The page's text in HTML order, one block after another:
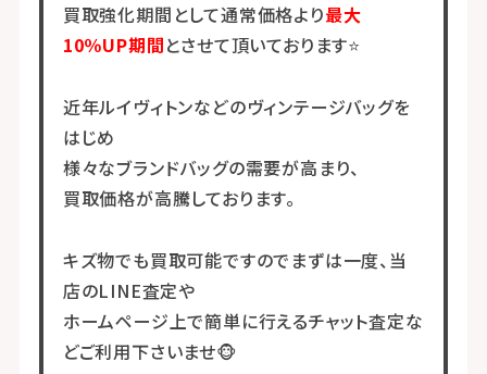
買取強化期間として通常価格より最大
10％UP期間とさせて頂いております⭐
近年ルイヴィトンなどのヴィンテージバッグを
はじめ
様々なブランドバッグの需要が高まり、
買取価格が高騰しております。
キズ物でも買取可能ですのでまずは一度、当
店のLINE査定や
ホームページ上で簡単に行えるチャット査定な
どご利用下さいませ🐵